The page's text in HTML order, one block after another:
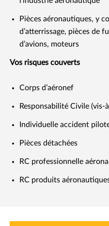
Pièces aéronautiques, y
d’atterrissage, pièces de
d’avions, moteurs
Vos risques couverts
Corps d’aéronef
Responsabilité Civile (vis-
Individuelle accident
Pièces détachées
RC professionnelle
RC produits